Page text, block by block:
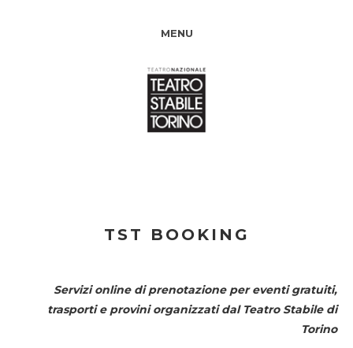
MENU
TST BOOKING
Servizi online di prenotazione per eventi gratuiti,
trasporti e provini organizzati dal Teatro Stabile di
Torino